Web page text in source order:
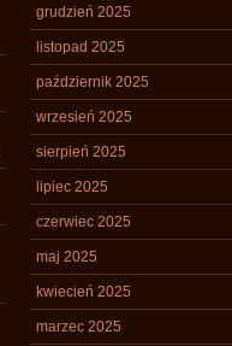
grudzień 2025
listopad 2025
październik 2025
wrzesień 2025
sierpień 2025
lipiec 2025
czerwiec 2025
maj 2025
kwiecień 2025
marzec 2025